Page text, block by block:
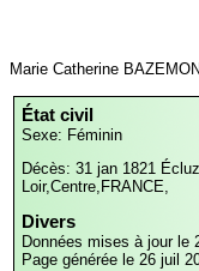
Marie Catherine
État civil
Sexe: Féminin
Décès: 31 jan 1821
Loir,Centre,FRANCE,
Divers
Données mises à jour le
Page générée le 26 juil